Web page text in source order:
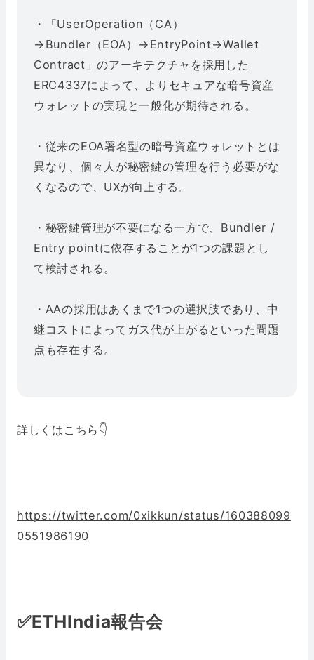
・「UserOperation（CA）
→Bundler（EOA）→EntryPoint→Wallet
Contract」のアーキテクチャを採用した
ERC4337によって、よりセキュアな暗号資産
ウォレットの実現と一般化が期待される。
・従来のEOA署名型の暗号資産ウォレットとは
異なり、個々人が秘密鍵の管理を行う必要がな
くなるので、UXが向上する。
・秘密鍵管理が不要になる一方で、Bundler /
Entry pointに依存することが1つの課題とし
て検討される。
・AAの採用はあくまで1つの選択肢であり、中
継コストによってガス代が上がるといった問題
点も存在する。
詳しくはこちら👇
https://twitter.com/0xikkun/status/160388099
0551986190
✅ETHIndia報告会